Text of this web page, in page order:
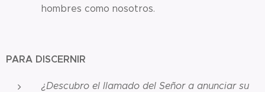
hombres como nosotros.
PARA DISCERNIR
¿Descubro el llamado del Señor a anunciar su